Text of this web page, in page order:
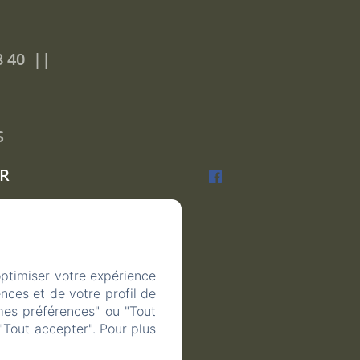
40
votre expérience
et de votre profil de
préférences" ou "Tout
accepter". Pour plus